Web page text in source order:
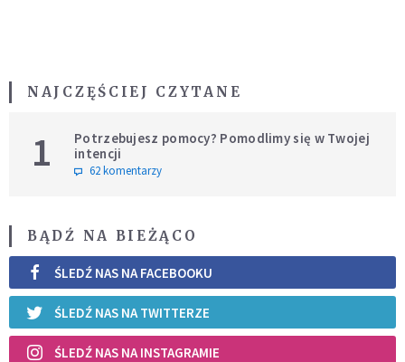
NAJCZĘŚCIEJ CZYTANE
1
Potrzebujesz pomocy? Pomodlimy się w Twojej
intencji
62 komentarzy
BĄDŹ NA BIEŻĄCO
ŚLEDŹ NAS NA FACEBOOKU
ŚLEDŹ NAS NA TWITTERZE
ŚLEDŹ NAS NA INSTAGRAMIE